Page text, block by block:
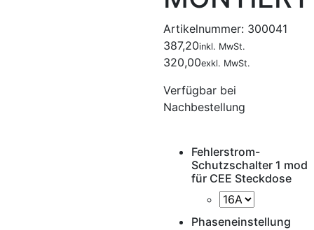
Artikelnummer: 300041
387,20inkl. MwSt.
320,00exkl. MwSt.
Verfügbar bei
Nachbestellung
Fehlerstrom-
Schutzschalter 1 mod
für CEE Steckdose
Phaseneinstellung